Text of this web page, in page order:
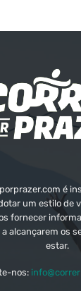
é
um estilo de
fornecer
alcançarem os
estar.
nos: